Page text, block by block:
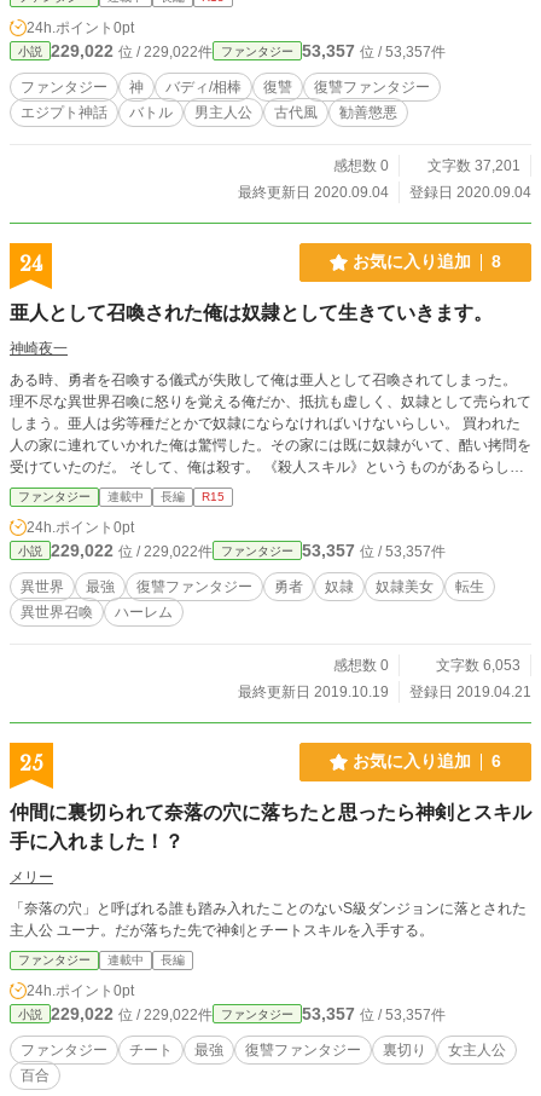
の神に振り回されながらも国を変えていく、世直し復讐譚。
★挿絵あり。 ★現在「小説家になろう」にて先行連載してい
ます。 ★この物語はフィクションです。実在の宗教・歴史・
国・人物・団体などとは関係ありません。
24h.ポイント 0pt
小説 229,022 位 / 229,022件 ファンタジー 53,357 位 / 53,357件
ファンタジー 神 バディ/相棒 復讐
復讐ファンタジー
エジプト神話
バトル 男主人公 古代風 勧善懲悪
感想数 0
文字数 37,201
最終更新日 2020.09.04
登録日 2020.09.04
24 お気に入り追加 8
亜人として召喚された俺は奴隷として生きていきます。
神崎夜一
ある時、勇者を召喚する儀式が失敗して俺は亜人として召喚されてしまった。
理不尽な異世界召喚に怒りを覚える俺だか、抵抗も虚しく、奴隷として売られて
しまう。亜人は劣等種だとかで奴隷にならなければいけないらしい。 買われた
人の家に連れていかれた俺は驚愕した。その家には既に奴隷がいて、酷い拷問を
受けていたのだ。 そして、俺は殺す。 《殺人スキル》というものがあるらし
く、人を殺すごとにレベルが上がるらしく、俺は最強になる。
ファンタジー 連載中 長編 R15
24h.ポイント 0pt
小説 229,022 位 / 229,022件 ファンタジー 53,357 位 / 53,357件
異世界 最強 復讐ファンタジー 勇者 奴隷 奴隷美女
転生
異世界召喚
ハーレム
感想数 0
文字数 6,053
最終更新日 2019.10.19
登録日 2019.04.21
25 お気に入り追加 6
仲間に裏切られて奈落の穴に落ちたと思ったら神剣とスキル
手に入れました！？
メリー
「奈落の穴」と呼ばれる誰も踏み入れたことのないS級ダンジョンに落とされた
主人公 ユーナ。だが落ちた先で神剣とチートスキルを入手する。
ファンタジー 連載中 長編
24h.ポイント 0pt
小説 229,022 位 / 229,022件 ファンタジー 53,357 位 / 53,357件
ファンタジー チート 最強 復讐ファンタジー 裏切り
女主人公
百合